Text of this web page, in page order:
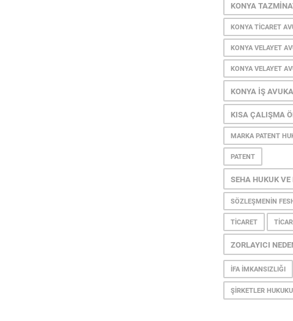
KONYA
KONYA TICARET
KONYA VELAYET
KONYA VELAYET
KONYA İŞ
KISA ÇALIŞMA
MARKA PATENT
PATENT
SEHA HUKUK
SÖZLEŞMENIN
TICARET
ZORLAYICI
İFA İMKANSIZLIĞI
ŞIRKETLER HUKUKU